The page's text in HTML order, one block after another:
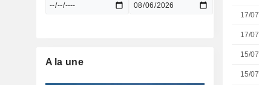
17/07
17/07
15/07
15/07
A la une